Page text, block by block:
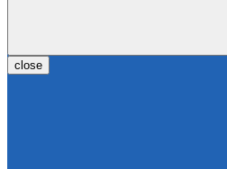
close